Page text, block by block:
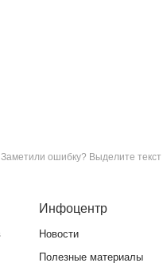
Заметили ошибку? Выделите
Инфоцентр
Новости
Полезные материалы